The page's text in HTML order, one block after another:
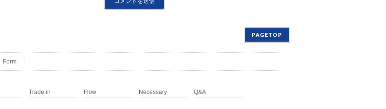
PAGETOP
Form
Trade in Flow Necessary
Q&A